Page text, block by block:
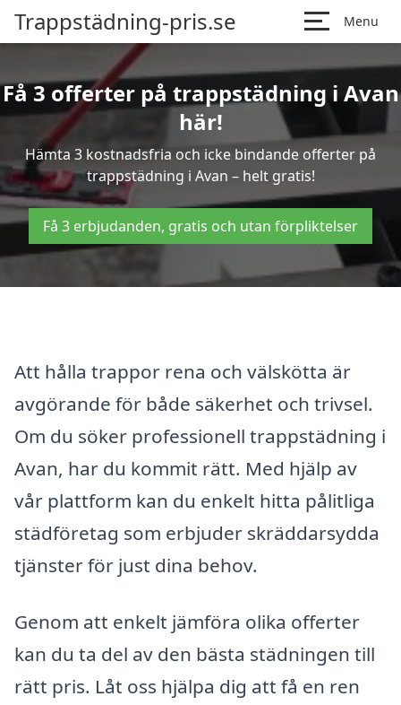
Trappstädning-pris.se Menu
Få 3 offerter på trappstädning i Avan
här!
Hämta 3 kostnadsfria och icke bindande offerter på
trappstädning i Avan – helt gratis!
Få 3 erbjudanden, gratis och utan förpliktelser
Att hålla trappor rena och välskötta är
avgörande för både säkerhet och trivsel.
Om du söker professionell trappstädning i
Avan, har du kommit rätt. Med hjälp av
vår plattform kan du enkelt hitta pålitliga
städföretag som erbjuder skräddarsydda
tjänster för just dina behov.
Genom att enkelt jämföra olika offerter
kan du ta del av den bästa städningen till
rätt pris. Låt oss hjälpa dig att få en ren